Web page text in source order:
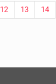
12 13
14